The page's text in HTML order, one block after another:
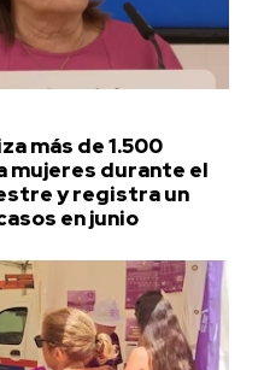
más de 1.500
mujeres durante el
y registra un
en junio